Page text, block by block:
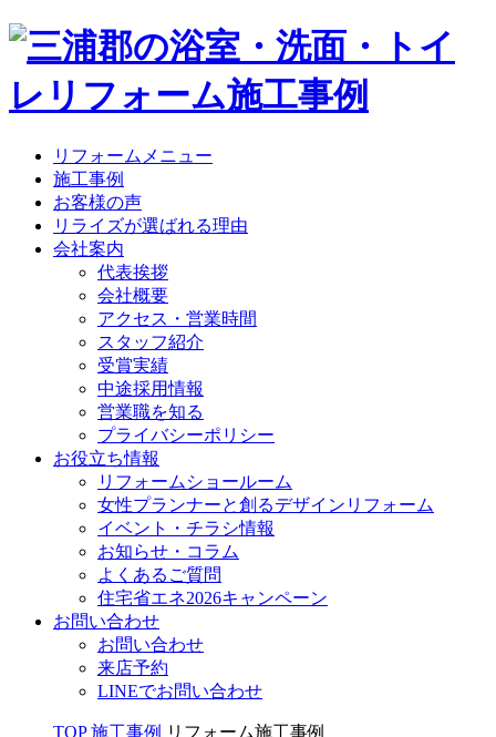
リフォームメニュー
施工事例
お客様の声
リライズが選ばれる理由
会社案内
代表挨拶
会社概要
アクセス・営業時間
スタッフ紹介
受賞実績
中途採用情報
営業職を知る
プライバシーポリシー
お役立ち情報
リフォームショールーム
女性プランナーと創るデザインリフォーム
イベント・チラシ情報
お知らせ・コラム
よくあるご質問
住宅省エネ2026キャンペーン
お問い合わせ
お問い合わせ
来店予約
LINEでお問い合わせ
TOP 施工事例 リフォーム施工事例